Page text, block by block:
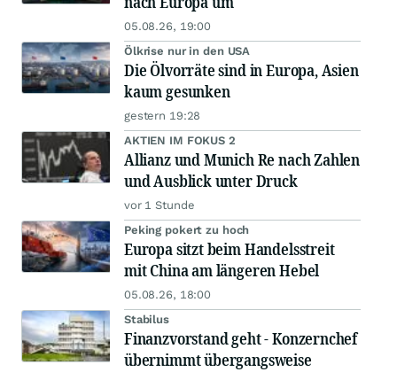
05.08.26, 19:00
Ölkrise nur in den USA
Die Ölvorräte sind in Europa, Asien
kaum gesunken
gestern 19:28
AKTIEN IM FOKUS 2
Allianz und Munich Re nach Zahlen
und Ausblick unter Druck
vor 1 Stunde
Peking pokert zu hoch
Europa sitzt beim Handelsstreit
mit China am längeren Hebel
05.08.26, 18:00
Stabilus
Finanzvorstand geht - Konzernchef
übernimmt übergangsweise